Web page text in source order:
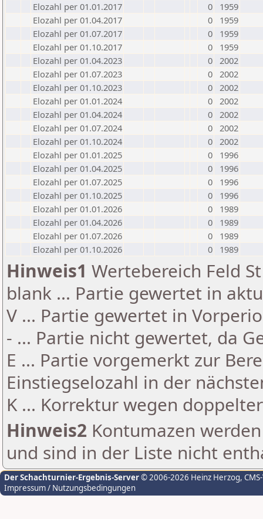
Elozahl per 01.01.2017
0
1959
Elozahl per 01.04.2017
0
1959
Elozahl per 01.07.2017
0
1959
Elozahl per 01.10.2017
0
1959
Elozahl per 01.04.2023
0 2002
Elozahl per 01.07.2023
0 2002
Elozahl per 01.10.2023
0 2002
Elozahl per 01.01.2024
0 2002
Elozahl per 01.04.2024
0 2002
Elozahl per 01.07.2024
0 2002
Elozahl per 01.10.2024
0 2002
Elozahl per 01.01.2025
0
1996
Elozahl per 01.04.2025
0
1996
Elozahl per 01.07.2025
0
1996
Elozahl per 01.10.2025
0
1996
Elozahl per 01.01.2026
0
1989
Elozahl per 01.04.2026
0
1989
Elozahl per 01.07.2026
0
1989
Elozahl per 01.10.2026
0 1989
Hinweis1 Wertebereich Feld
blank ... Partie gewertet in
V ... Partie gewertet in
- ... Partie nicht gewertet, da
E ... Partie vorgemerkt zur
Einstiegselozahl in der
K ... Korrektur wegen
Hinweis2 Kontumazen
und sind in der Liste nicht
Der Schachturnier-Ergebnis-Server© 2006-2026 Heinz Herzog,
Impressum / Nutzungsbedingungen